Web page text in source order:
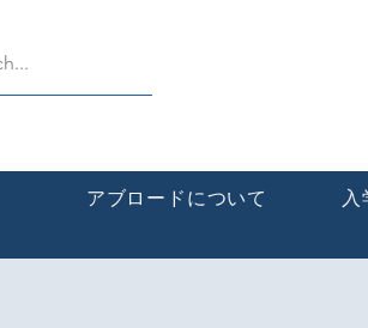
アブロードについて 入